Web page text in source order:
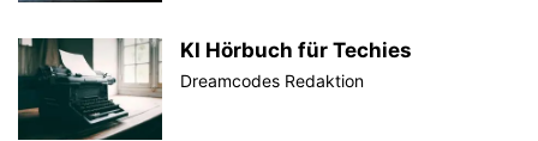
KI Hörbuch für Techies
Dreamcodes Redaktion